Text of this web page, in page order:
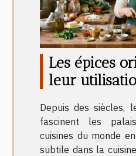
Les épices
leur
Depuis des siècles,
fascinent les
cuisines du monde
subtile dans la